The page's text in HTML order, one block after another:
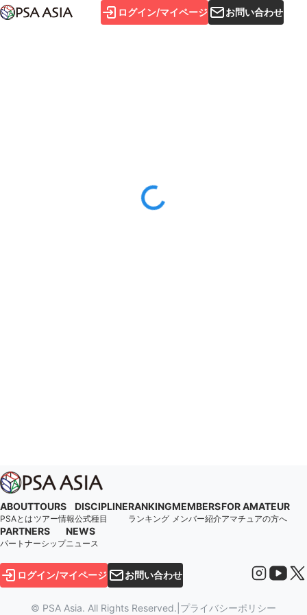
ログイン/マイページ お問い合わせ
ABOUT
PSAとは
TOURS
ツアー情報
DISCIPLINE
公式種目
RANKING
ランキング
MEMBERS
メンバー紹介
FOR AMATEUR
アマチュアの方へ
PARTNERS
パートナーシップ
NEWS
ニュース
ログイン/マイページ お問い合わせ
© PSA Asia. All Rights Reserved. プライバシーポリシー